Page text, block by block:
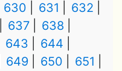
630 631
632
637
638
643
644
649 650
651